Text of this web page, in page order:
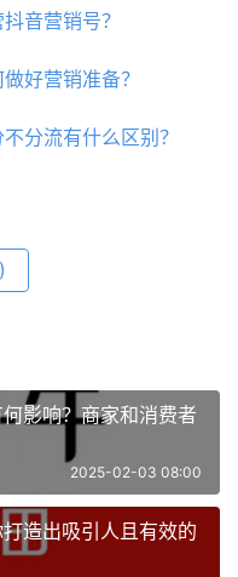
音营销号？
好营销准备？
分流有什么区别？
影响？商家和消费者
2025-02-03 08:00
造出吸引人且有效的